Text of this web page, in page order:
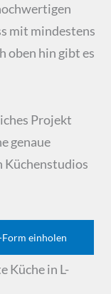
mit mindestens
oben hin gibt es
Projekt
genaue
Küchenstudios
einholen
Küche in L-